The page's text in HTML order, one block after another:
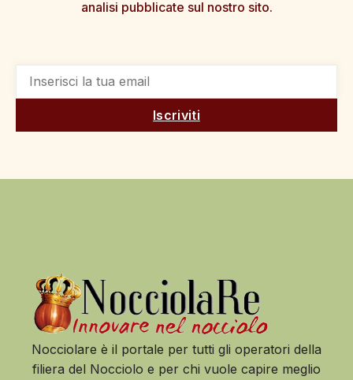
analisi pubblicate sul nostro sito.
Iscriviti
Nocciolare è il portale per tutti gli operatori della
filiera del Nocciolo e per chi vuole capire meglio